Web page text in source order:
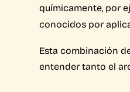
químicamente, por
conocidos por
Esta combinación
entender tanto el